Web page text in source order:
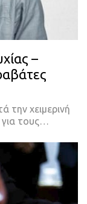
–
την χειμερινή
για τους…